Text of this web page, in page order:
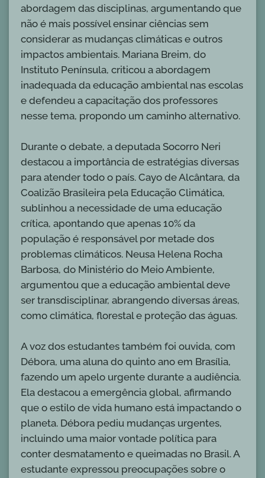
abordagem das disciplinas, argumentando que
não é mais possível ensinar ciências sem
considerar as mudanças climáticas e outros
impactos ambientais. Mariana Breim, do
Instituto Península, criticou a abordagem
inadequada da educação ambiental nas escolas
e defendeu a capacitação dos professores
nesse tema, propondo um caminho alternativo.
Durante o debate, a deputada Socorro Neri
destacou a importância de estratégias diversas
para atender todo o país. Cayo de Alcântara, da
Coalizão Brasileira pela Educação Climática,
sublinhou a necessidade de uma educação
crítica, apontando que apenas 10% da
população é responsável por metade dos
problemas climáticos. Neusa Helena Rocha
Barbosa, do Ministério do Meio Ambiente,
argumentou que a educação ambiental deve
ser transdisciplinar, abrangendo diversas áreas,
como climática, florestal e proteção das águas.
A voz dos estudantes também foi ouvida, com
Débora, uma aluna do quinto ano em Brasília,
fazendo um apelo urgente durante a audiência.
Ela destacou a emergência global, afirmando
que o estilo de vida humano está impactando o
planeta. Débora pediu mudanças urgentes,
incluindo uma maior vontade política para
conter desmatamento e queimadas no Brasil. A
estudante expressou preocupações sobre o